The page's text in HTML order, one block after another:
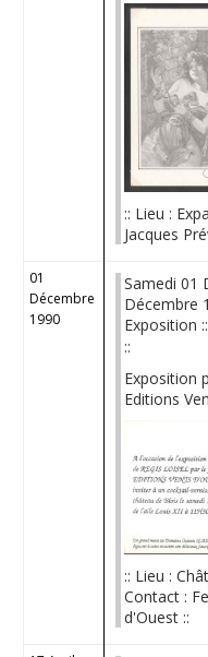
:: Lieu :
Jacques
01
Décembre
1990
Samedi 01
Décembre
Exposition ::
::
Exposition
Editions
:: Lieu :
Contact :
d'Ouest ::